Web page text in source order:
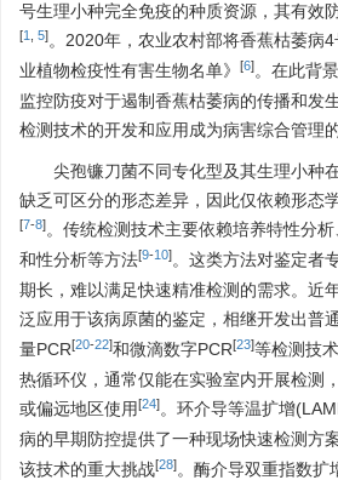
号生理小种完全免疫的种质资源，其有效
[1 5]。2020年，农业农村部将香蕉枯萎病
业植物检疫性有害生物名单》
[6]。在此背
监控防疫对于遏制香蕉枯萎病的传播和发
检测技术的开发和应用成为病害综合管理
尖孢镰刀菌不同专化型及其生理小种
缺乏可区分的形态差异，因此仅依赖形态
[7-8]。传统检测技术主要依赖培养特性分
和性分析等方法[9-10]。这类方法对鉴定者
期长，难以满足快速精准检测的需求。近
泛应用于该病原菌的鉴定，相继开发出普
量PCR[20-22]和微滴数字PCR[23]等检测技
热循环仪，通常仅能在实验室内开展检测
或偏远地区使用[24]。环介导等温扩增
病的早期防控提供了一种现场快速检测方
该技术的重大挑战[28]。酶介导双重指数扩